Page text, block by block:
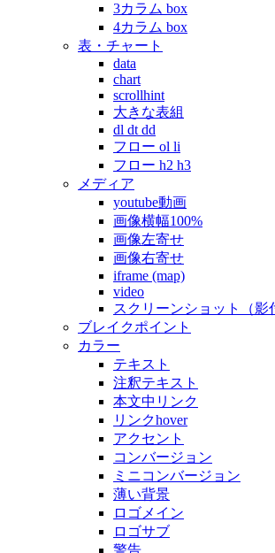
3カラム box
4カラム box
表・チャート
data
chart
scrollhint
大きな表組
dl dt dd
フロー ol li
フロー h2 h3
メディア
youtube動画
画像横幅100%
画像左寄せ
画像右寄せ
iframe (map)
video
スクリーンショット（影
ブレイクポイント
カラー
テキスト
注釈テキスト
本文中リンク
リンクhover
アクセント
コンバージョン
ミニコンバージョン
薄い背景
ロゴメイン
ロゴサブ
警告